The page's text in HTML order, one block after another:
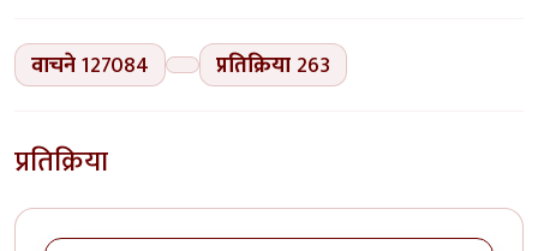
वाचने127084 प्रतिक्रिया 263
प्रतिक्रिया